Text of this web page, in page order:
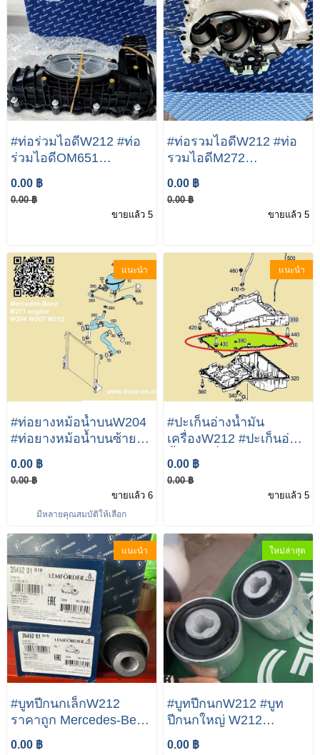
#ท่อร่วมไอดีW212 #ท่อ
ร่วมไอดีOM651
E300 OM651 W204
W212 W447 C200 C220
0.00 ฿
0.00 ฿
ขายแล้ว 5
#ท่อรวมไอดีW212 #ท่อ
รวมไอดีM272
E300/E350 M272
Enigne INTAKE
ดีW207 #ท่อรวมไอ
0.00 ฿
0.00 ฿
ขายแล้ว 5
แนะนำ
#ท่อยางหม้อน้ำบนW204
#ท่อยางหม้อน้ำบนซ้าย/
ขวา Mercedes-Benz
M271 engine เบ็นซ์
W204 W212 W207
0.00 ฿
0.00 ฿
ขายแล้ว 6
มีหลายคุณสมบัติให้เลือก
แนะนำ
#ปะเก็นอ่างน้ำมัน
เครื่องW212 #ปะเก็นอ่าง
น้ำมันเครื่องE300
BENZแท้ ปะเก็นอ่าง
น้ำมันเครื่อง (เครื่องดีเซล
0.00 ฿
0.00 ฿
ขายแล้ว 5
แนะนำ
#บูทปีกนกเล็กW212
ราคาถูก Mercedes-Benz
W212 E300 E250 E200
0.00 ฿
ใหม่ล่าสุด
#บูทปีกนกW212 #บูท
ปีกนกใหญ่ W212
MERCEDES Benz
0.00 ฿